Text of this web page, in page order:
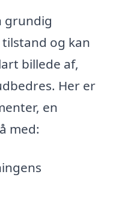
grundig
og kan
billede af,
Her er
en
med: